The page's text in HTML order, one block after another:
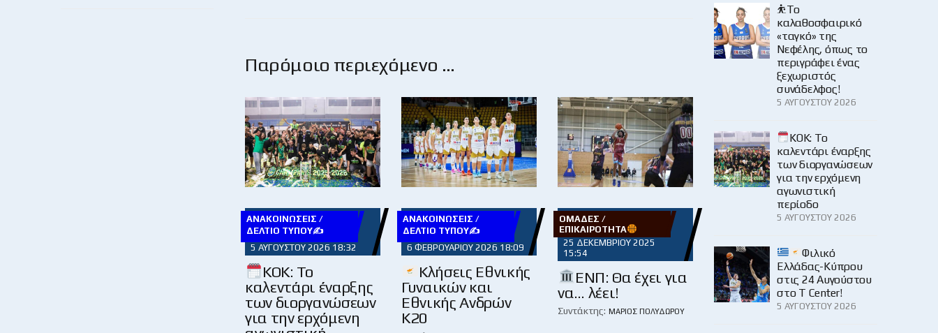
Παρόμοιο περιεχόμενο …
ΑΝΑΚΟΙΝΏΣΕΙΣ /
ΔΕΛΤΊΟ ΤΎΠΟΥ✍
5 ΑΥΓΟΎΣΤΟΥ 2026 18:32
KOK: Το
καλεντάρι έναρξης
των διοργανώσεων
για την ερχόμενη
ΑΝΑΚΟΙΝΏΣΕΙΣ /
ΔΕΛΤΊΟ ΤΎΠΟΥ✍
6 ΦΕΒΡΟΥΑΡΊΟΥ 2026 18:09
Κλήσεις Εθνικής
Γυναικών και
Εθνικής Ανδρών
Κ20
ΟΜΆΔΕΣ /
ΕΠΙΚΑΙΡΌΤΗΤΑ
25 ΔΕΚΕΜΒΡΊΟΥ 2025
15:54
ΕΝΠ: Θα έχει για
να… λέει!
Συντάκτης: ΜΆΡΙΟΣ ΠΟΛΥΔΏΡΟΥ
⛹️‍Το
καλαθοσφαιρικό
«ταγκό» της
Νεφέλης, όπως το
περιγράφει ένας
ξεχωριστός
συνάδελφος!
5 ΑΥΓΟΎΣΤΟΥ 2026
KOK: Το
καλεντάρι έναρξης
των διοργανώσεων
για την ερχόμενη
αγωνιστική
περίοδο
5 ΑΥΓΟΎΣΤΟΥ 2026
Φιλικό
Ελλάδας-Κύπρου
στις 24 Αυγούστου
στο Τ Center!
5 ΑΥΓΟΎΣΤΟΥ 2026